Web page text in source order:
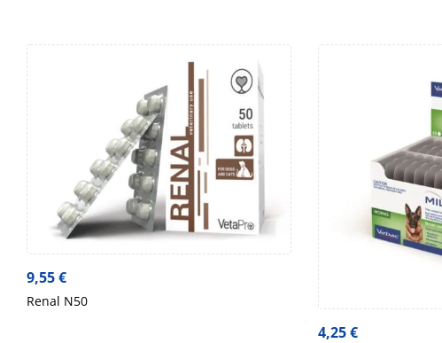
9,55€
Renal N50
4,25€